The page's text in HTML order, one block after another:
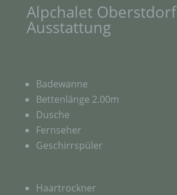
Alpchalet Oberstdorf
Ausstattung
Badewanne
Bettenlänge 2.00m
Dusche
Fernseher
Geschirrspüler
Haartrockner